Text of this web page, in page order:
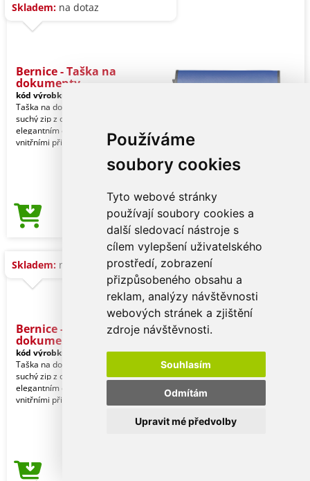
Používáme
soubory cookies
Tyto webové stránky
používají soubory cookies a
další sledovací nástroje s
cílem vylepšení uživatelského
prostředí, zobrazení
přizpůsobeného obsahu a
reklam, analýzy návštěvnosti
webových stránek a zjištění
zdroje návštěvnosti.
Souhlasím
Odmítám
Upravit mé předvolby
Skladem: na dotaz
Bernice - Taška na
dokumenty
kód výrobku:
Taška na dokumenty s klopou na
suchý zip z odolné netkané textilie s
elegantním černým lemováním. S
vnitřními přihrádkam
Cena od30,99 Kč
Skladem: na dotaz
Bernice - Taška na
dokumenty
kód výrobku:
13768004000
Taška na dokumenty s klopou na
suchý zip z odolné netkané textilie s
elegantním černým lemováním. S
vnitřními přihrádkam